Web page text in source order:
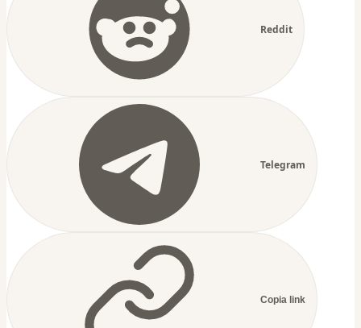
Reddit
Telegram
Copia link